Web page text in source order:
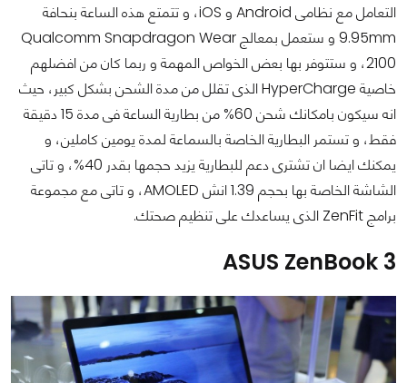
التعامل مع نظامى Android و iOS، و تتمتع هذه الساعة بنحافة
9.95mm و ستعمل بمعالج
Qualcomm Snapdragon Wear
2100، و ستتوفر بها بعض الخواص المهمة و ربما كان من افضلهم
خاصية HyperCharge الذى تقلل من مدة الشحن بشكل كبير، حيث
انه سيكون بامكانك شحن 60% من بطارية الساعة فى مدة 15 دقيقة
فقط، و تستمر البطارية الخاصة بالسماعة لمدة يومين كاملين، و
يمكنك ايضا ان تشترى دعم للبطارية يزيد حجمها بقدر 40%، و تاتى
الشاشة الخاصة بها بحجم 1.39 انش AMOLED، و تاتى مع مجموعة
برامج ZenFit الذى يساعدك على تنظيم صحتك.
ASUS ZenBook 3